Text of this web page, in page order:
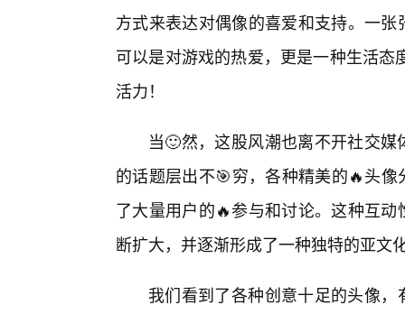
方式来表达对偶像的喜爱和支持。一
可以是对游戏的热爱，更是一种生活
活力！
当🙂然，这股风潮也离不开社交
的话题层出不🎯穷，各种精美的🔥头
了大量用户的🔥参与和讨论。这种互
断扩大，并逐渐形成了一种独特的亚文
我们看到了各种创意十足的头像